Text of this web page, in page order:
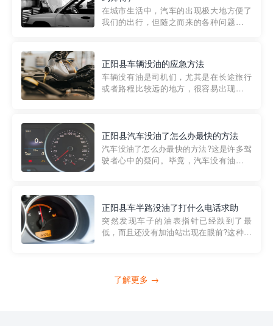
在城市生活中，汽车的出现极大地方便了
我们的出行，但随之而来的各种问题也让
紧急情况下，我们需要一种高效可靠的救
援方式。而这时，地库救援专...
正阳县车辆没油的应急方法
车辆没有油是司机们，尤其是在长途旅行
或者路程比较远的地方，很容易出现这种
的送油师傅，解决没油的紧急情况。 首
先，让我们来了解一下穿...
正阳县汽车没油了怎么办最快的方法
汽车没油了怎么办最快的方法?这是许多驾
驶者心中的疑问。毕竟，汽车没有油就无
越者小程序是一款专门解决汽车没油问题
的在线服务平台。通过...
正阳县车半路没油了打什么电话求助
突然发现车子的油表指针已经跌到了最
低，而且还没有加油站出现在眼前?这种情
打4006363122请求送油人员来帮助你。
了解更多 →